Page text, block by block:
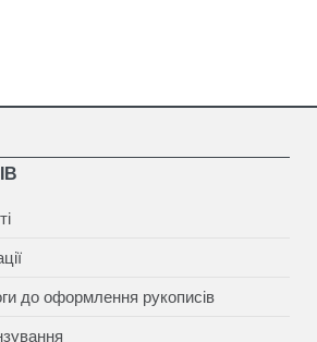
до оформлення рукописів